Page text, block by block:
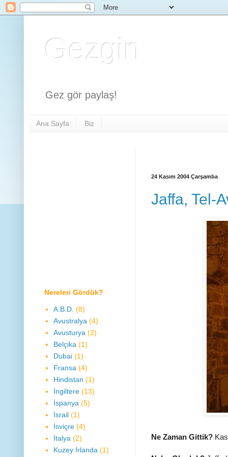
Gezgin
Gez gör paylaş!
Ana Sayfa Biz
24 Kasım 2004 Çarşamba
Jaffa, Tel-
Ne Zaman Gittik?
Nereleri Gördük?
A.B.D. (8)
Avustralya (4)
Avusturya (2)
Belçika (1)
Dubai (1)
Fransa (4)
Hindistan (1)
İngiltere (13)
İspanya (5)
İsrail (1)
İsviçre (4)
İtalya (2)
Kuzey İrlanda (1)